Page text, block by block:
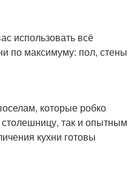
использовать всё
по максимуму: пол, стены
которые робко
так и опытным
кухни готовы